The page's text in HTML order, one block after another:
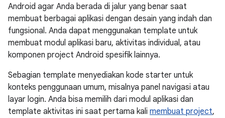
Android agar Anda berada di jalur yang benar saat
membuat berbagai aplikasi dengan desain yang indah dan
fungsional. Anda dapat menggunakan template untuk
membuat modul aplikasi baru, aktivitas individual, atau
komponen project Android spesifik lainnya.
Sebagian template menyediakan kode starter untuk
konteks penggunaan umum, misalnya panel navigasi atau
layar login. Anda bisa memilih dari modul aplikasi dan
template aktivitas ini saat pertama kali membuat project,